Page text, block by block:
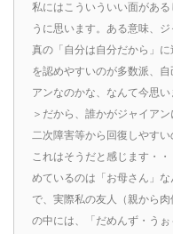
私にはこういういい面があ
うに思います。ある意味、
真の「自分は自分だから」
を認めやすいのが多数派、
アンなのかな、なんて今思い
＞だから、誰かがジャイア
二次障害等から回復しやすい
これはそうだと感じます・
めているのは「お母さん」な
で、実際私の友人（親から肉
の中には、「だめんず・う